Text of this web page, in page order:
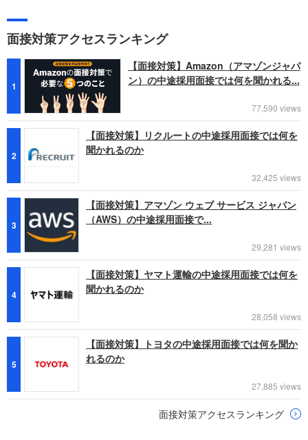
面接対策アクセスランキング
1
【面接対策】Amazon（アマゾンジャパ
ン）の中途採用面接では何を聞かれる...
77,590 views
2
【面接対策】リクルートの中途採用面接では何を
聞かれるのか
32,425 views
3
【面接対策】アマゾン ウェブ サービス ジャパン
（AWS）の中途採用面接で...
29,281 views
4
【面接対策】ヤマト運輸の中途採用面接では何を
聞かれるのか
28,058 views
5
【面接対策】トヨタの中途採用面接では何を聞か
れるのか
27,885 views
面接対策アクセスランキング